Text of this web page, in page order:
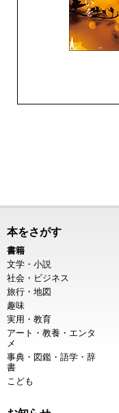
本をさがす
書籍
文学・小説
社会・ビジネス
旅行・地図
趣味
実用・教育
アート・教養・エンタ
メ
事典・図鑑・語学・辞
書
こども